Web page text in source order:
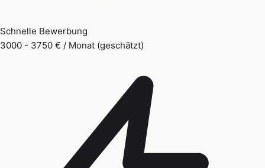
Schnelle Bewerbung
3000 - 3750 € / Monat (geschätzt)